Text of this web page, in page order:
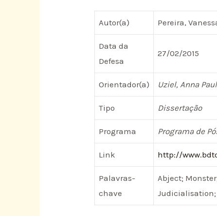
Autor(a) Pereira,
Data da
Defesa
27/02/2015
Orientador(a) Uziel, Anna
Tipo Dissertação
Programa Programa de
Link http://
Palavras-
chave
Abject;
Judicialisation;